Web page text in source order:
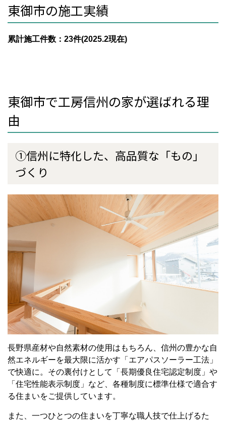
東御市の施工実績
累計施工件数：23件(2025.2現在)
東御市で工房信州の家が選ばれる理
由
①信州に特化した、高品質な「もの」
づくり
長野県産材や自然素材の使用はもちろん、信州の豊かな自
然エネルギーを最大限に活かす「エアパスソーラー工法」
で快適に。その裏付けとして「長期優良住宅認定制度」や
「住宅性能表示制度」など、各種制度に標準仕様で適合す
る住まいをご提供しています。
また、一つひとつの住まいを丁寧な職人技で仕上げるた